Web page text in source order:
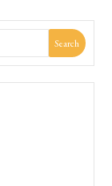
Search